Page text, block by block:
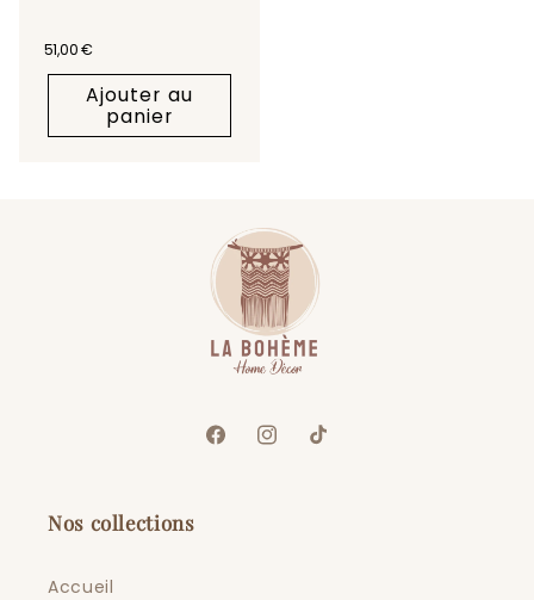
Prix habituel
51,00 €
Ajouter au
panier
FacebookInstagram
TikTok
Nos collections
Accueil